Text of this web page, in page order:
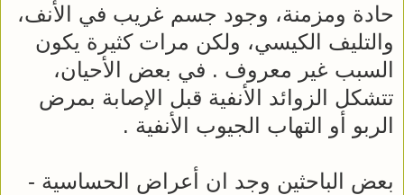
حادة ومزمنة، وجود جسم غريب في الأنف،
والتليف الكيسي، ولكن مرات كثيرة يكون
السبب غير معروف . في بعض الأحيان،
تتشكل الزوائد الأنفية قبل الإصابة بمرض
الربو أو التهاب الجيوب الأنفية .
بعض الباحثين وجد ان أعراض الحساسية -